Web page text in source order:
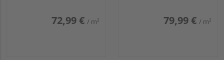
72,99 € / m² 79,99 € / m²